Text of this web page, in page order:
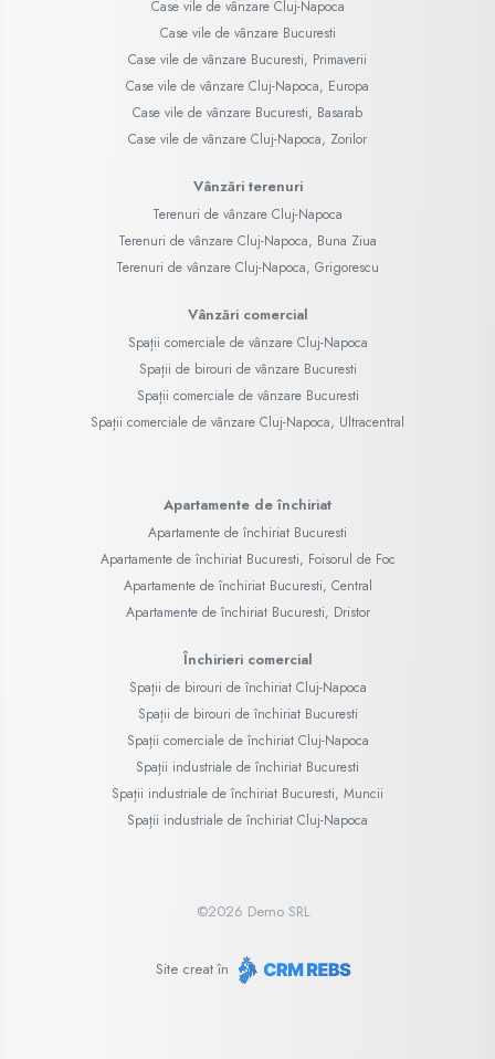
Case vile de vânzare Cluj-Napoca
Case vile de vânzare Bucuresti
Case vile de vânzare Bucuresti, Primaverii
Case vile de vânzare Cluj-Napoca, Europa
Case vile de vânzare Bucuresti, Basarab
Case vile de vânzare Cluj-Napoca, Zorilor
Vânzări terenuri
Terenuri de vânzare Cluj-Napoca
Terenuri de vânzare Cluj-Napoca, Buna Ziua
Terenuri de vânzare Cluj-Napoca, Grigorescu
Vânzări comercial
Spații comerciale de vânzare Cluj-Napoca
Spații de birouri de vânzare Bucuresti
Spații comerciale de vânzare Bucuresti
Spații comerciale de vânzare Cluj-Napoca, Ultracentral
Apartamente de închiriat
Apartamente de închiriat Bucuresti
Apartamente de închiriat Bucuresti, Foisorul de Foc
Apartamente de închiriat Bucuresti, Central
Apartamente de închiriat Bucuresti, Dristor
Închirieri comercial
Spații de birouri de închiriat Cluj-Napoca
Spații de birouri de închiriat Bucuresti
Spații comerciale de închiriat Cluj-Napoca
Spații industriale de închiriat Bucuresti
Spații industriale de închiriat Bucuresti, Muncii
Spații industriale de închiriat Cluj-Napoca
©2026 Demo SRL
Site creat în